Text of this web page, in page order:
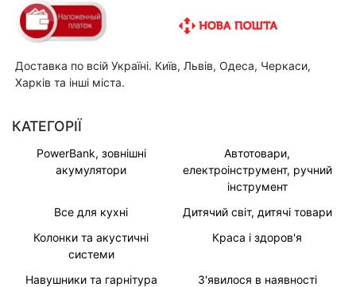
Доставка по всій Україні. Київ, Львів, Одеса, Черкаси,
Харків та інші міста.
КАТЕГОРІЇ
PowerBank, зовнішні
акумулятори
Автотовари,
електроінструмент, ручний
інструмент
Все для кухні
Дитячий світ, дитячі товари
Колонки та акустичні
системи
Краса і здоров'я
Навушники та гарнітура
З'явилося в наявності